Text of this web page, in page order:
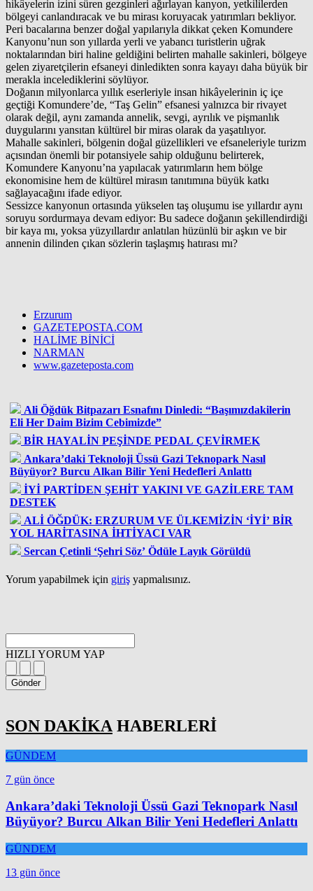
hikâyelerin izini süren gezginleri ağırlayan kanyon, yetkililerden
bölgeyi canlandıracak ve bu mirası koruyacak yatırımları bekliyor.
Peri bacalarına benzer doğal yapılarıyla dikkat çeken Komundere
Kanyonu’nun son yıllarda yerli ve yabancı turistlerin uğrak
noktalarından biri haline geldiğini belirten mahalle sakinleri, bölgeye
gelen ziyaretçilerin efsaneyi dinledikten sonra kayayı daha büyük bir
merakla incelediklerini söylüyor.
Doğanın milyonlarca yıllık eserleriyle insan hikâyelerinin iç içe
geçtiği Komundere’de, “Taş Gelin” efsanesi yalnızca bir rivayet
olarak değil, aynı zamanda annelik, sevgi, ayrılık ve pişmanlık
duygularını yansıtan kültürel bir miras olarak da yaşatılıyor.
Mahalle sakinleri, bölgenin doğal güzellikleri ve efsaneleriyle turizm
açısından önemli bir potansiyele sahip olduğunu belirterek,
Komundere Kanyonu’na yapılacak yatırımların hem bölge
ekonomisine hem de kültürel mirasın tanıtımına büyük katkı
sağlayacağını ifade ediyor.
Sessizce kanyonun ortasında yükselen taş oluşumu ise yıllardır aynı
soruyu sordurmaya devam ediyor: Bu sadece doğanın şekillendirdiği
bir kaya mı, yoksa yüzyıllardır anlatılan hüzünlü bir aşkın ve bir
annenin dilinden çıkan sözlerin taşlaşmış hatırası mı?
Erzurum
GAZETEPOSTA.COM
HALİME BİNİCİ
NARMAN
www.gazeteposta.com
Ali Öğdük Bitpazarı Esnafını Dinledi: “Başımızdakilerin
Eli Her Daim Bizim Cebimizde”
BİR HAYALİN PEŞİNDE PEDAL ÇEVİRMEK
Ankara’daki Teknoloji Üssü Gazi Teknopark Nasıl
Büyüyor? Burcu Alkan Bilir Yeni Hedefleri Anlattı
İYİ PARTİDEN ŞEHİT YAKINI VE GAZİLERE TAM
DESTEK
ALİ ÖĞDÜK: ERZURUM VE ÜLKEMİZİN ‘İYİ’ BİR
YOL HARİTASINA İHTİYACI VAR
Sercan Çetinli ‘Şehri Söz’ Ödüle Layık Görüldü
Yorum yapabilmek için giriş yapmalısınız.
HIZLI YORUM YAP
Gönder
SON DAKİKA HABERLERİ
GÜNDEM
7 gün önce
Ankara’daki Teknoloji Üssü Gazi Teknopark Nasıl
Büyüyor? Burcu Alkan Bilir Yeni Hedefleri Anlattı
GÜNDEM
13 gün önce